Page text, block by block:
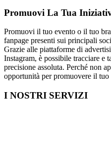
Promuovi La Tua
Promuovi il tuo evento o il tuo
fanpage presenti sui principali
Grazie alle piattaforme di
Instagram, è possibile tracciare e
precisione assoluta. Perché non
opportunità per promuovere il
I NOSTRI SERVIZI